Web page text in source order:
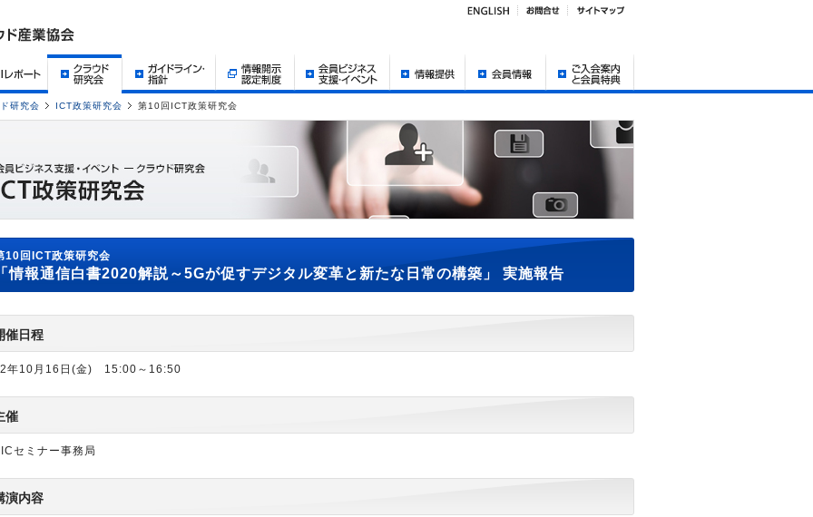
研究会 ICT政策研究会 第10回ICT政策研究会
10回ICT政策研究会
「情報通信白書2020解説～5Gが促すデジタル変革と新たな日常の構築」 実施報告
催日程
2年10月16日(金) 15:00～16:50
催
セミナー事務局
演内容